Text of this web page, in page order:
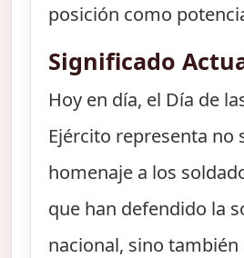
posición como
Significado
Hoy en día, el Día de
Ejército representa no
homenaje a los
que han defendido la
nacional, sino también